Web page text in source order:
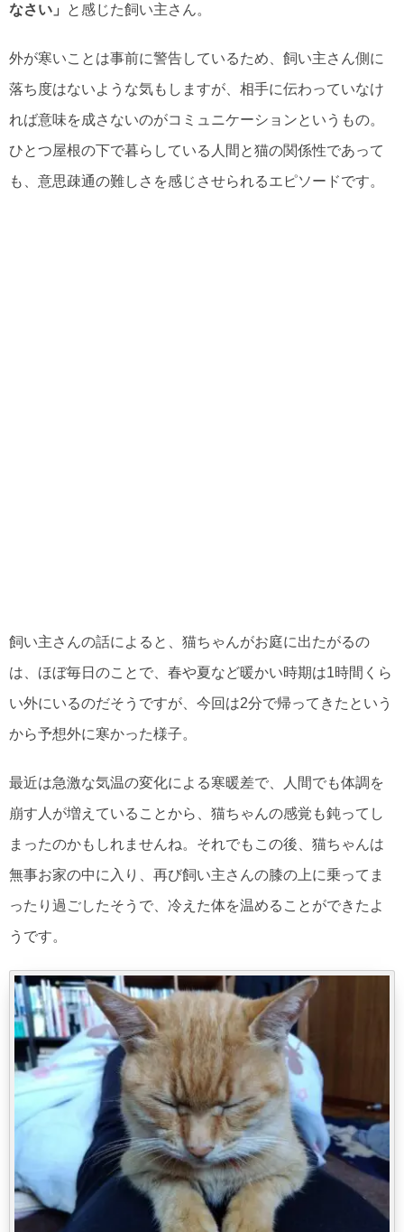
なさい」 と感じた飼い主さん。
外が寒いことは事前に警告しているため、飼い主さん側に
落ち度はないような気もしますが、相手に伝わっていなけ
れば意味を成さないのがコミュニケーションというもの。
ひとつ屋根の下で暮らしている人間と猫の関係性であって
も、意思疎通の難しさを感じさせられるエピソードです。
飼い主さんの話によると、猫ちゃんがお庭に出たがるの
は、ほぼ毎日のことで、春や夏など暖かい時期は1時間くら
い外にいるのだそうですが、今回は2分で帰ってきたという
から予想外に寒かった様子。
最近は急激な気温の変化による寒暖差で、人間でも体調を
崩す人が増えていることから、猫ちゃんの感覚も鈍ってし
まったのかもしれませんね。それでもこの後、猫ちゃんは
無事お家の中に入り、再び飼い主さんの膝の上に乗ってま
ったり過ごしたそうで、冷えた体を温めることができたよ
うです。